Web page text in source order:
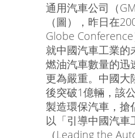
通用汽車公司（
（圖），昨日在
Globe Conference
就中國汽車工業的
燃油汽車數量的迅
更為嚴重。中國大
後突破1億輛，該
製造環保汽車，搶
以「引導中國汽車
（Leading the